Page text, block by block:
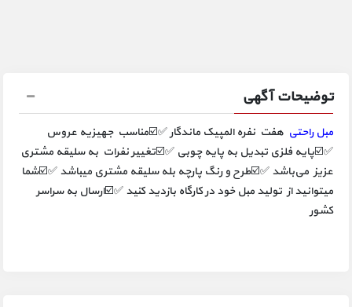
توضیحات آگهی
مبل راحتی هفت نفره المپیک ماندگار ✅☑️مناسب جهیزیه عروس
✅☑️پایه فلزی تبدیل به پایه چوبی ✅☑️تغییر نفرات به سلیقه مشتری
عزیز می‌باشد ✅☑️طرح و رنگ پارچه بله سلیقه مشتری میباشد ✅☑️شما
میتوانید از تولید مبل خود در کارگاه بازدید کنید ✅☑️ارسال به سراسر
کشور